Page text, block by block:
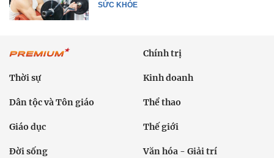
SỨC KHỎE
Chính trị
Thời sự Kinh doanh
Dân tộc và Tôn giáo Thể thao
Giáo dục Thế giới
Đời sống Văn hóa - Giải trí